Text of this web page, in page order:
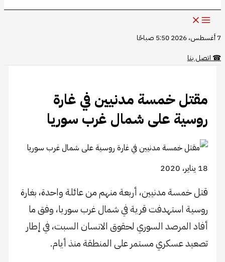
7 أغسطس، 2026 5:50 صباحًا
☎اتصل بنا
مقتل خمسة مدنيين في غارة
روسية على شمال غرب سوريا
18 يناير، 2020
قتل خمسة مدنيين، أربعة منهم من عائلة واحدة، بغارة
روسية استهدفت قرية في شمال غرب سوريا، وفق ما
أفاد المرصد السوري لحقوق الانسان السبت، في إطار
تصعيد عسكري مستمر على المنطقة منذ أيام.